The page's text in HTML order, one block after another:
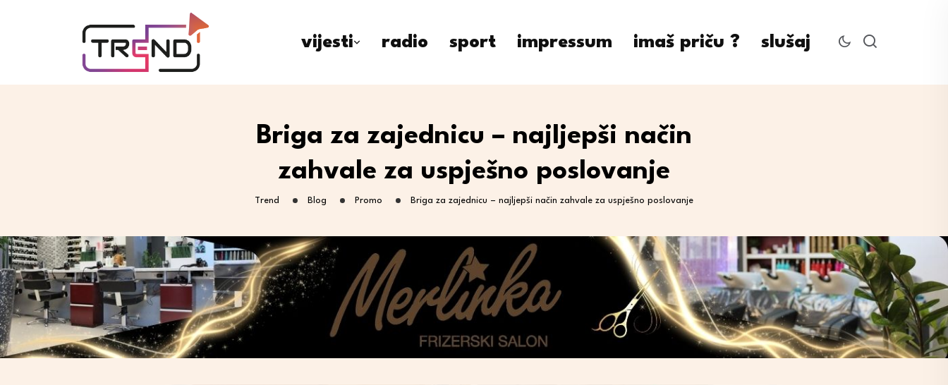
vijesti radio sport impressum imaš priču ? slušaj
Briga za zajednicu – najljepši način
zahvale za uspješno poslovanje
Trend Blog Promo Briga za zajednicu – najljepši način zahvale za uspješno poslovanje